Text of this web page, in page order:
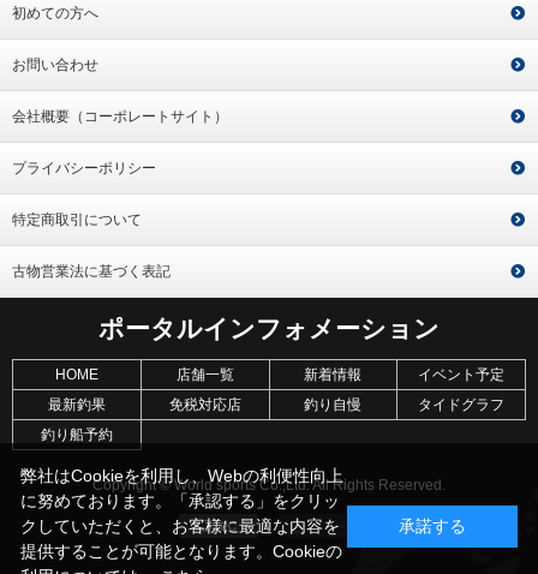
初めての方へ
お問い合わせ
会社概要（コーポレートサイト）
プライバシーポリシー
特定商取引について
古物営業法に基づく表記
ポータルインフォメーション
HOME 店舗一覧 新着情報
イベント予定
最新釣果
免税対応店 釣り自慢
タイドグラフ
釣り船予約
Copyright © World sports Co.,Ltd. All Rights Reserved.
弊社はCookieを利用し、Webの利便性向上
に努めております。「承認する」をクリッ
クしていただくと、お客様に最適な内容を
提供することが可能となります。Cookieの
承諾する